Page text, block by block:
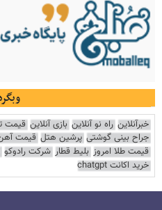
خبرآنلاین راه نو آنلاین بازی آنلاین قیمت
جراح بینی گوشتی پرشین هتل قیمت آهن
قیمت طلا امروز بلیط قطار شرکت رادوکو
خرید اکانت chatgpt